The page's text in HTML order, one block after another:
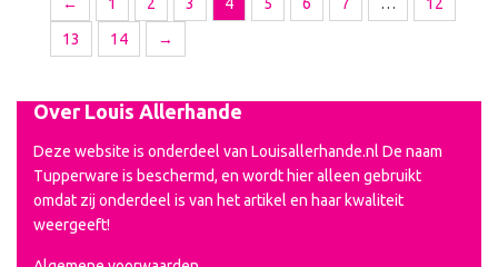
13
14 →
Over Louis Allerhande
Deze website is onderdeel van Louisallerhande.nl De naam
Tupperware is beschermd, en wordt hier alleen gebruikt
omdat zij onderdeel is van het artikel en haar kwaliteit
weergeeft!